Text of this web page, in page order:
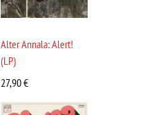
Alter Annala: Alert!
(LP)
27,90€